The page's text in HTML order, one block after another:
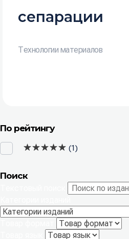
сепарации
Технологии материалов
По рейтингу
Оценка
(1)
Поиск